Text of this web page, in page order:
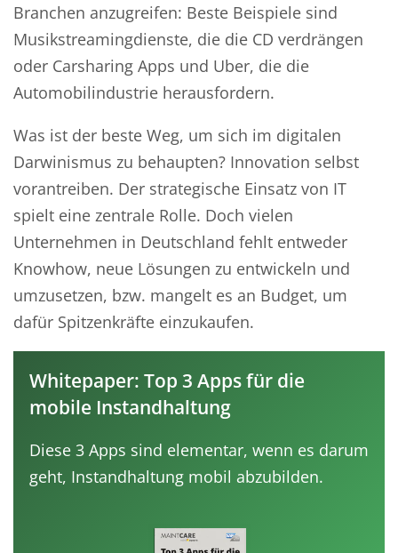
Branchen anzugreifen: Beste Beispiele sind
Musikstreamingdienste, die die CD verdrängen
oder Carsharing Apps und Uber, die die
Automobilindustrie herausfordern.
Was ist der beste Weg, um sich im digitalen
Darwinismus zu behaupten? Innovation selbst
vorantreiben. Der strategische Einsatz von IT
spielt eine zentrale Rolle. Doch vielen
Unternehmen in Deutschland fehlt entweder
Knowhow, neue Lösungen zu entwickeln und
umzusetzen, bzw. mangelt es an Budget, um
dafür Spitzenkräfte einzukaufen.
Whitepaper: Top 3 Apps für die
mobile Instandhaltung
Diese 3 Apps sind elementar, wenn es darum
geht, Instandhaltung mobil abzubilden.